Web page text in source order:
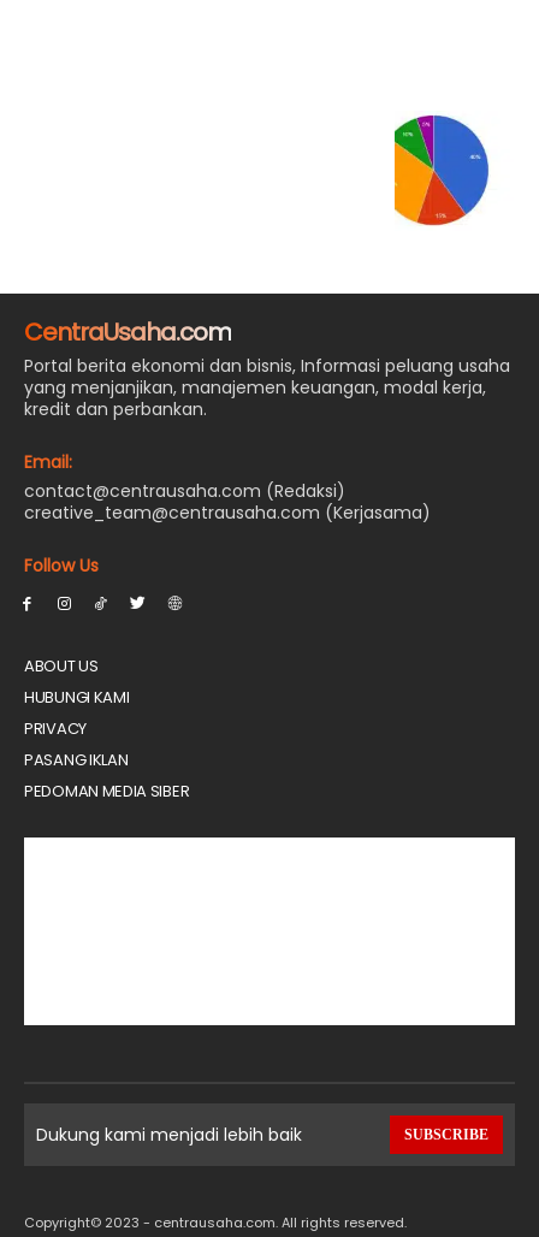
CentraUsaha.com
Portal berita ekonomi dan bisnis, Informasi peluang usaha
yang menjanjikan, manajemen keuangan, modal kerja,
kredit dan perbankan.
Email:
contact@centrausaha.com (Redaksi)
creative_team@centrausaha.com (Kerjasama)
Follow Us
ABOUT US
HUBUNGI KAMI
PRIVACY
PASANG IKLAN
PEDOMAN MEDIA SIBER
Dukung kami menjadi lebih baik SUBSCRIBE
Copyright© 2023 - centrausaha.com. All rights reserved.